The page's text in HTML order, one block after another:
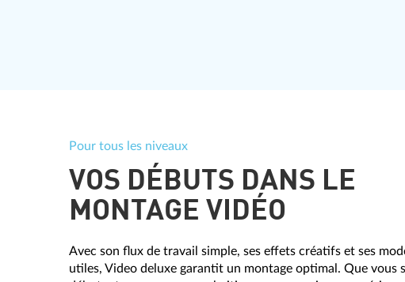
Pour tous les niveaux
VOS DÉBUTS DANS LE
MONTAGE VIDÉO
Avec son flux de travail simple, ses effets créatifs et ses
utiles, Video deluxe garantit un montage optimal. Que vous